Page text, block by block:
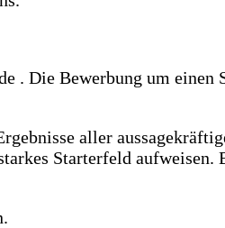
. Die Bewerbung um einen
aller
Starterfeld aufweisen.